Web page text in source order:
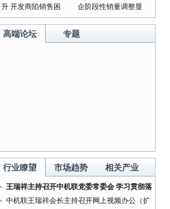
升 开发商陷销售困
局
企阶段性销量调整显
成果
高端论坛 专题
行业瞭望 市场趋势 相关产业
王瑞祥主持召开中机联党委常委会 学习贯彻落
实中央精神研究部署有关工作
中机联王瑞祥会长主持召开网上视频办公（扩